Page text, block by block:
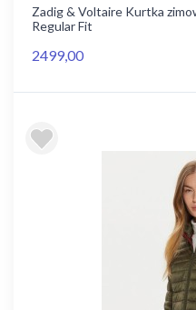
Zadig & Voltaire Kurtka
Regular Fit
2499,00